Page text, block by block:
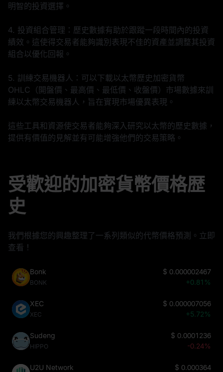
明智的投資選擇。
4. 投資組合管理：歷史數據有助於跟蹤一段時間內的投資
績效。這使得交易者能夠識別表現不佳的資產並調整其投資
組合以優化回報。
5. 訓練交易機器人：可以下載以太幣歷史加密貨幣
OHLC（開盤價、最高價、最低價、收盤價）市場數據來訓
練以太幣交易機器人，旨在實現市場優異表現。
這些工具和資源使交易者能夠深入研究以太幣的歷史數據，
提供有價值的見解並有可能增強他們的交易策略。
受歡迎的加密貨幣價格歴
史
我們根據您的興趣整理了一系列類似的代幣價格預測。立即
查看！
Bonk
BONK
$ 0.000002467
+0.81%
XEC
XEC
$ 0.000007056
+5.72%
Sudeng
HIPPO
$ 0.0001236
-0.24%
U2U Network $ 0.000364